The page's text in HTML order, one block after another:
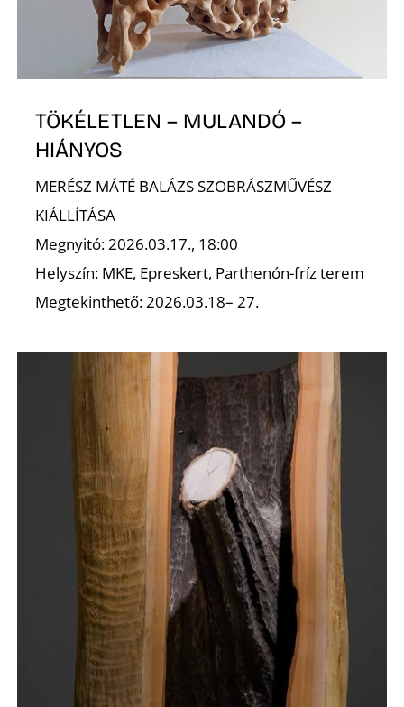
TÖKÉLETLEN – MULANDÓ –
HIÁNYOS
MERÉSZ MÁTÉ BALÁZS SZOBRÁSZMŰVÉSZ
KIÁLLÍTÁSA
Megnyitó: 2026.03.17., 18:00
Helyszín: MKE, Epreskert, Parthenón-fríz terem
Megtekinthető: 2026.03.18– 27.